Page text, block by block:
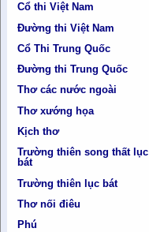
Cổ thi Việt Nam
Đường thi Việt Nam
Cổ Thi Trung Quốc
Đường thi Trung Quốc
Thơ các nước ngoài
Thơ xướng họa
Kịch thơ
Trường thiên song thất lục
bát
Trường thiên lục bát
Thơ nối điêu
Phú